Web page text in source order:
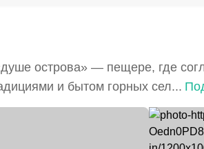
острова» — пещере, где
и бытом горных сел...